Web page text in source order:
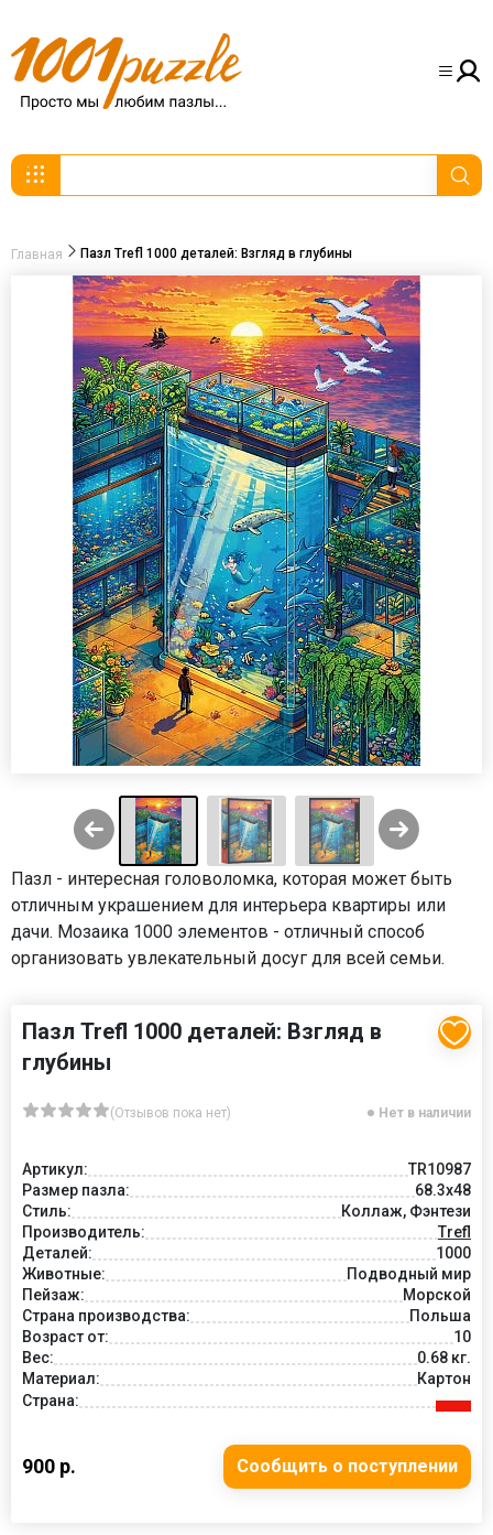
Главная Пазл Trefl 1000 деталей: Взгляд в глубины
Пазл - интересная головоломка, которая может быть
отличным украшением для интерьера квартиры или
дачи. Мозаика 1000 элементов - отличный способ
организовать увлекательный досуг для всей семьи.
Пазл Trefl 1000 деталей: Взгляд в
глубины
(Отзывов пока нет) Нет в наличии
Артикул:
TR10987
Размер пазла:
68.3x48
Стиль:
Коллаж, Фэнтези
Производитель:
Trefl
Деталей:
1000
Животные:
Подводный мир
Пейзаж:
Морской
Страна производства:
Польша
Возраст от:
10
Вес:
0.68 кг.
Материал:
Картон
Страна:
900 р. Сообщить о поступлении